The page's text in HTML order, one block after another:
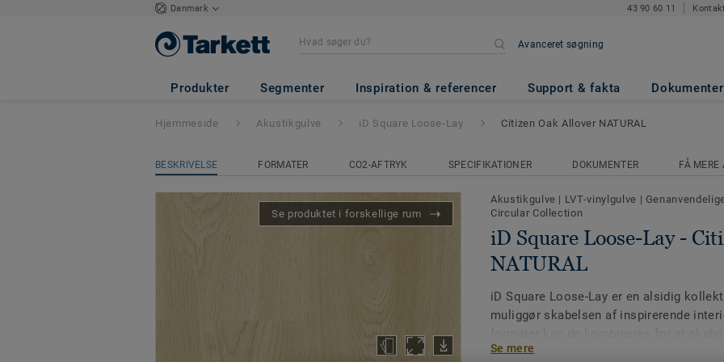
Danmark 43 90 60 11
Avanceret søgning
Produkter Segmenter Inspiration & referencer Support & fakta Dokumenter
iD Square Loose-Lay - Citizen Oak Allover
Hjemmeside Akustikgulve iD Square Loose-Lay Citizen Oak Allover NATURAL
BESKRIVELSE FORMATER CO2-AFTRYK SPECIFIKATIONER DOKUMENTER FÅ MERE
Se produktet i forskellige rum
Akustikgulve | LVT-vinylgulve |
Circular Collection
iD Square Loose-Lay -
NATURAL
iD Square Loose-Lay er en alsidig
muliggør skabelsen af inspirerende
arbejdsmiljøer gennem funktionelle
Se mere